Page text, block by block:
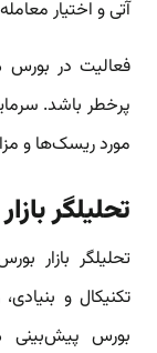
آتی و اختیار
فعالیت در بورس
پرخطر باشد.
مورد ریسک‌ها و
تحلیلگر
تحلیلگر بازار
تکنیکال و
بورس پیش‌بینی